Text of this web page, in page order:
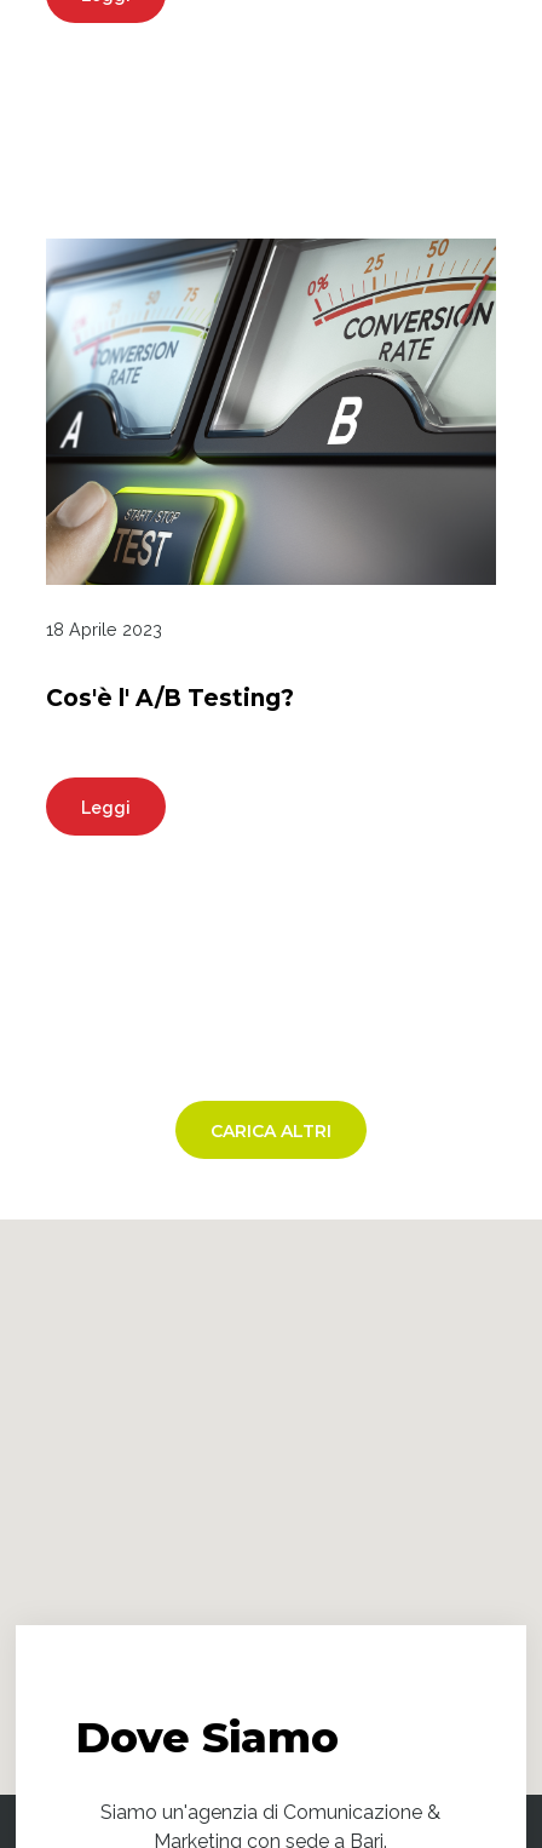
18 Aprile 2023
Cos'è l' A/B Testing?
Leggi
CARICA ALTRI
DoveSiamo
Siamo un'agenzia di Comunicazione &
Marketing con sede a Bari.